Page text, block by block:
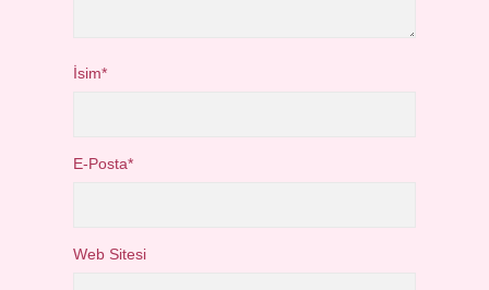
İsim*
E-Posta*
Web Sitesi